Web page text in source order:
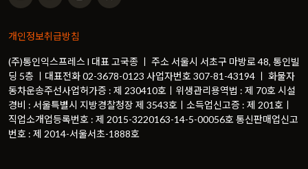
개인정보취급방침
(주)통인익스프레스 l 대표 고국종 ㅣ 주소 서울시 서초구 마방로 48, 통인빌
딩 5층 ㅣ대표전화 02-3678-0123 사업자번호 307-81-43194 ㅣ 화물자
동차운송주선사업허가증 : 제 230410호ㅣ위생관리용역법 : 제 70호 시설
경비 : 서울특별시 지방경찰청장 제 3543호ㅣ소득업신고증 : 제 201호ㅣ
직업소개업등록번호 : 제 2015-3220163-14-5-00056호 통신판매업신고
번호 : 제 2014-서울서초-1888호